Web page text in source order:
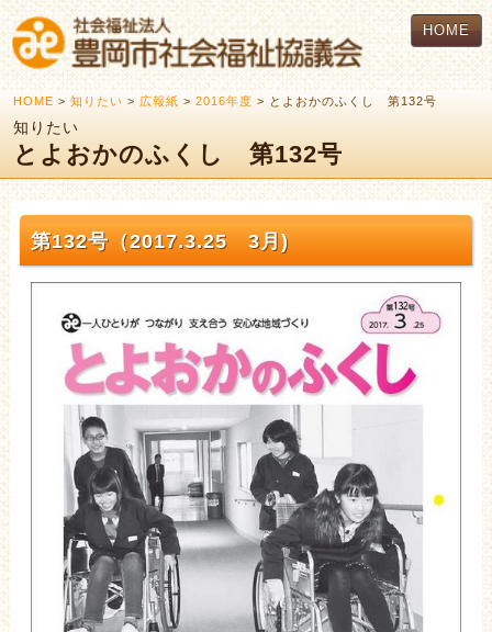
HOME
HOME > 知りたい > 広報紙 > 2016年度 > とよおかのふくし 第132号
知りたい
とよおかのふくし 第132号
第132号（2017.3.25 3月)